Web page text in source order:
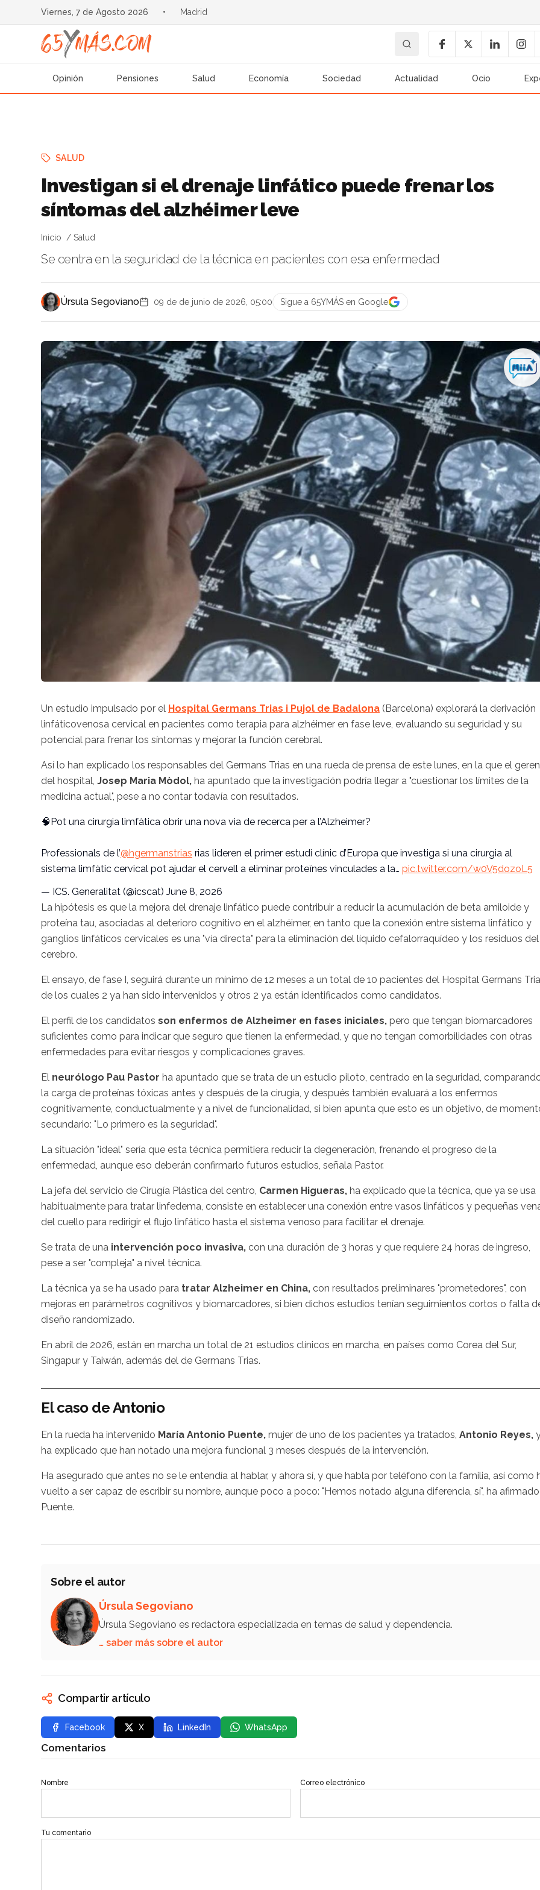
Viernes, 7 de Agosto 2026 • Madrid
Opinión Pensiones Salud Economía Sociedad Actualidad Ocio
SALUD
Investigan si el drenaje linfático puede frenar los
síntomas del alzhéimer leve
Inicio Salud
Se centra en la seguridad de la técnica en pacientes con esa enfermedad
Úrsula Segoviano 09 de de junio de 2026, 05:00 Sigue a 65YMÁS en Google
Un estudio impulsado por el Hospital Germans Trias i Pujol de Badalona (Barcelona) explorará la derivación
linfáticovenosa cervical en pacientes como terapia para alzhéimer en fase leve, evaluando su seguridad y su
potencial para frenar los síntomas y mejorar la función cerebral.
Así lo han explicado los responsables del Germans Trias en una rueda de prensa de este lunes, en la que el
del hospital, Josep Maria Mòdol, ha apuntado que la investigación podría llegar a "cuestionar los límites de la
medicina actual", pese a no contar todavía con resultados.
🧠Pot una cirurgia limfàtica obrir una nova via de recerca per a l’Alzheimer?
Professionals de l’@hgermanstrias rias lideren el primer estudi clínic d’Europa que investiga si una cirurgia al
sistema limfàtic cervical pot ajudar el cervell a eliminar proteïnes vinculades a la… pic.twitter.com/w0V5dozoL5
— ICS. Generalitat (@icscat) June 8, 2026
La hipótesis es que la mejora del drenaje linfático puede contribuir a reducir la acumulación de beta amiloide y
proteína tau, asociadas al deterioro cognitivo en el alzhéimer, en tanto que la conexión entre sistema linfático y
ganglios linfáticos cervicales es una "vía directa" para la eliminación del líquido cefalorraquídeo y los residuos del
cerebro.
El ensayo, de fase I, seguirá durante un mínimo de 12 meses a un total de 10 pacientes del Hospital Germans
de los cuales 2 ya han sido intervenidos y otros 2 ya están identificados como candidatos.
El perfil de los candidatos son enfermos de Alzheimer en fases iniciales, pero que tengan biomarcadores
suficientes como para indicar que seguro que tienen la enfermedad, y que no tengan comorbilidades con otras
enfermedades para evitar riesgos y complicaciones graves.
El neurólogo Pau Pastor ha apuntado que se trata de un estudio piloto, centrado en la seguridad,
la carga de proteínas tóxicas antes y después de la cirugía, y después también evaluará a los enfermos
cognitivamente, conductualmente y a nivel de funcionalidad, si bien apunta que esto es un objetivo, de
secundario: "Lo primero es la seguridad".
La situación "ideal" sería que esta técnica permitiera reducir la degeneración, frenando el progreso de la
enfermedad, aunque eso deberán confirmarlo futuros estudios, señala Pastor.
La jefa del servicio de Cirugía Plástica del centro, Carmen Higueras, ha explicado que la técnica, que ya se usa
habitualmente para tratar linfedema, consiste en establecer una conexión entre vasos linfáticos y pequeñas
del cuello para redirigir el flujo linfático hasta el sistema venoso para facilitar el drenaje.
Se trata de una intervención poco invasiva, con una duración de 3 horas y que requiere 24 horas de ingreso,
pese a ser "compleja" a nivel técnica.
La técnica ya se ha usado para tratar Alzheimer en China, con resultados preliminares "prometedores", con
mejoras en parámetros cognitivos y biomarcadores, si bien dichos estudios tenían seguimientos cortos o falta
diseño randomizado.
En abril de 2026, están en marcha un total de 21 estudios clínicos en marcha, en países como Corea del Sur,
Singapur y Taiwán, además del de Germans Trias.
El caso de Antonio
En la rueda ha intervenido María Antonio Puente, mujer de uno de los pacientes ya tratados, Antonio Reyes,
ha explicado que han notado una mejora funcional 3 meses después de la intervención.
Ha asegurado que antes no se le entendía al hablar, y ahora sí, y que habla por teléfono con la familia, así como
vuelto a ser capaz de escribir su nombre, aunque poco a poco: "Hemos notado alguna diferencia, sí", ha afirmado
Puente.
Sobre el autor
Úrsula Segoviano
Úrsula Segoviano es redactora especializada en temas de salud y dependencia.
… saber más sobre el autor
Compartir artículo
Facebook X LinkedIn WhatsApp
Comentarios
Nombre Correo electrónico
Tu comentario